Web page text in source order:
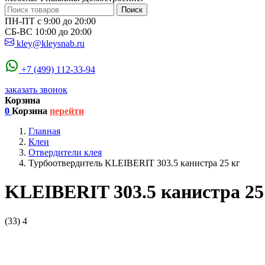
Поиск
ПН-ПТ с 9:00 до 20:00
СБ-ВС 10:00 до 20:00
kley@kleysnab.ru
+7 (499) 112-33-94
заказать звонок
Корзина
0 Корзина перейти
Главная
Клеи
Отвердители клея
Турбоотвердитель KLEIBERIT 303.5 канистра 25 кг
KLEIBERIT 303.5 канистра
(33) 4